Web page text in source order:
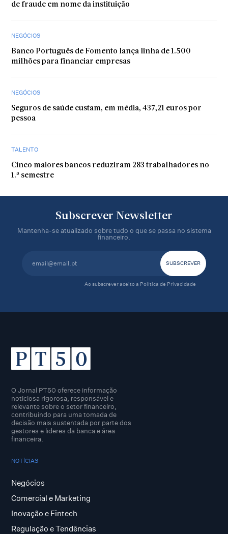
de fraude em nome da instituição
NEGÓCIOS
Banco Português de Fomento lança linha de 1.500
milhões para financiar empresas
NEGÓCIOS
Seguros de saúde custam, em média, 437,21 euros por
pessoa
TALENTO
Cinco maiores bancos reduziram 283 trabalhadores no
1.º semestre
Subscrever Newsletter
Mantenha-se atualizado sobre tudo o que se passa no sistema
financeiro.
Ao subscrever aceito a Política de Privacidade
O Jornal PT50 oferece informação
noticiosa rigorosa, responsável e
relevante sobre o setor financeiro,
contribuindo para uma tomada de
decisão mais sustentada por parte dos
gestores e lideres da banca e área
financeira.
NOTÍCIAS
Negócios
Comercial e Marketing
Inovação e Fintech
Regulação e Tendências